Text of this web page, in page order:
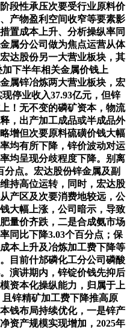
段性承压次要受行业原料价
产物盈利空间收窄等要素影
置成本上升、分析操纵率同
属分公司做为焦点运营从体
达股份另一大营业板块，其
下半年相关金属价钱上
属锌冶炼两大营业板块，宏
停业收入37.93亿元，但锌
！无不变的磷矿资本，物流
，出产加工成品或半成品外
增但次要原料硫磺价钱大幅
均有所下降，锌价波动对运
均呈现分歧程度下降。别离
分点。宏达股份锌金属及副
持高位运转，同时，宏达股
产区及次要消费地较远，公
大幅上涨，公司暗示，导致
量价齐跌，二是合成氨市场
同比下降3.03个百分点；保
本上升及冶炼加工费下降等
目前什邡磷化工分公司磷酸
演讲期内，锌锭价钱先抑后
资本化操纵能力，归属于上
锌精矿加工费下降推高原
钱布局持续优化，一是锌产
资产规模实现增加，2025年